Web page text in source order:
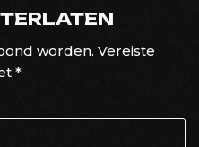
worden. Vereiste
*